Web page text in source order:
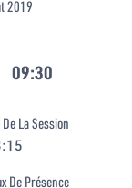
2019
09:30
La Session
De Présence